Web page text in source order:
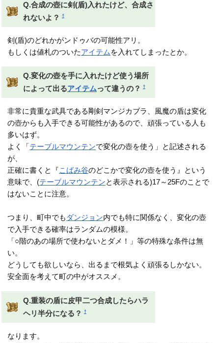
Q.合成の壺に剣(盾)入れたけど、合成さ
れないよ？
†
剣(盾)のどれかがンドゥバの可能性アリ。
もしくは値札のついたアイテム を入れてしまったとか。
Q.変化の壺を手に入れたけど使う場所
によって出るアイテムって違うの？ †
非常に貴重な武具である剛剣マンジカブラ、風魔の盾は変化
の壺からも入手できる可能性があるので、頑張っている人も
多いはず。
よく「テーブルマウンテンで変化の壺を使う」と記述される
が、
正確に書くと『こばみ谷のどこかで変化の壺を使う』という
意味で、(テーブルマウンテンと表示される)17～25Fのことで
はないことに注意。
つまり、町中でも ダンジョン内でも特に関係なく、変化の壺
で入手できる確率はランダムの模様。
「○階のあの場所で使わないとダメ！」等の特殊な条件は無
い。
どうしても欲しいなら、出るまで根気よく頑張るしかない。
安全面を考えて町の中がオススメ。
Q.重装の盾に皮甲二つ合成したらハラ
ヘリ半分になる？
†
なります。